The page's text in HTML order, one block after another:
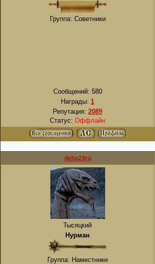
Группа: Советники
Сообщений: 580
Награды: 1
Репутация: 2089
Статус: Оффлайн
deha29ru
Тысяцкий
Нурман
Группа: Наместники